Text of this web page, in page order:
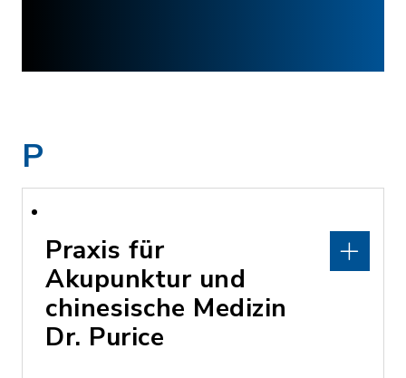
P
Praxis für
Akupunktur und
chinesische Medizin
Dr. Purice